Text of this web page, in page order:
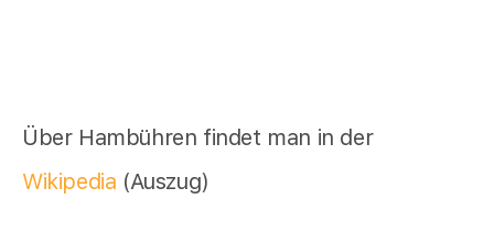
Über Hambühren findet man in der
Wikipedia (Auszug)